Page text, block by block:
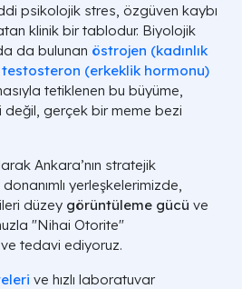
psikolojik stres, özgüven kaybı
klinik bir tablodur. Biyolojik
da bulunan östrojen (kadınlık
testosteron (erkeklik hormonu)
tetiklenen bu büyüme,
gerçek bir meme bezi
Ankara’nın stratejik
yerleşkelerimizde,
düzey görüntüleme gücü ve
"Nihai Otorite"
tedavi ediyoruz.
ve hızlı laboratuvar